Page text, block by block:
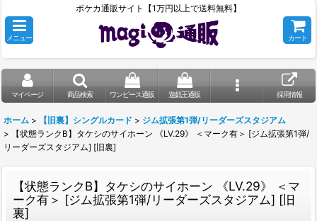
ポケカ通販サイト【1万円以上で送料無料】
メニュー カート
マイページ 商品検索 ワンピース通販 遊戯王通販 採用情報
ホーム > 【旧裏】シングルカード > ジム拡張第1弾/リーダーズスタジアム
>
【状態ランクB】タケシのサイホーン 《LV.29》 ＜マーク有＞ [ジム拡張第1弾/
リーダーズスタジアム] [旧裏]
【状態ランクB】タケシのサイホーン 《LV.29》 ＜マ
ーク有＞ [ジム拡張第1弾/リーダーズスタジアム] [旧
裏]